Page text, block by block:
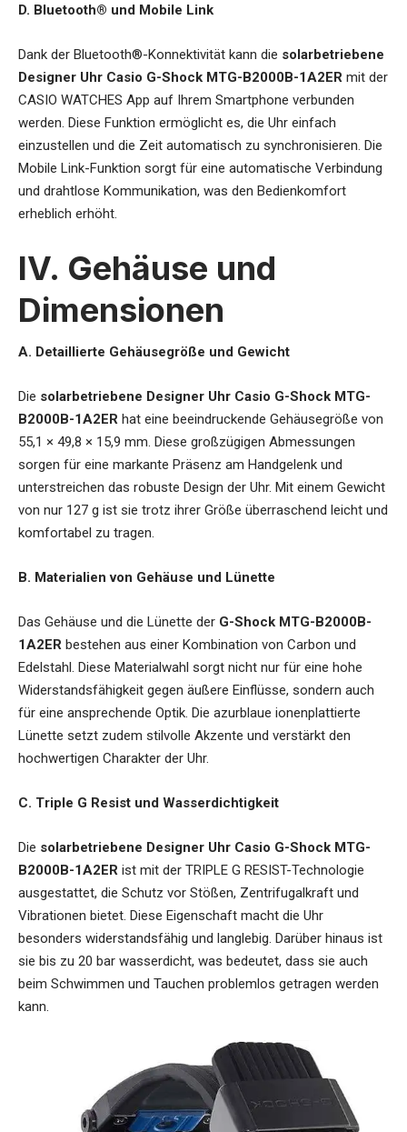
D. Bluetooth® und Mobile Link
Dank der Bluetooth®-Konnektivität kann die solarbetriebene
Designer Uhr Casio G-Shock MTG-B2000B-1A2ER mit der
CASIO WATCHES App auf Ihrem Smartphone verbunden
werden. Diese Funktion ermöglicht es, die Uhr einfach
einzustellen und die Zeit automatisch zu synchronisieren. Die
Mobile Link-Funktion sorgt für eine automatische Verbindung
und drahtlose Kommunikation, was den Bedienkomfort
erheblich erhöht.
IV. Gehäuse und
Dimensionen
A. Detaillierte Gehäusegröße und Gewicht
Die solarbetriebene Designer Uhr Casio G-Shock MTG-
B2000B-1A2ER hat eine beeindruckende Gehäusegröße von
55,1 × 49,8 × 15,9 mm. Diese großzügigen Abmessungen
sorgen für eine markante Präsenz am Handgelenk und
unterstreichen das robuste Design der Uhr. Mit einem Gewicht
von nur 127 g ist sie trotz ihrer Größe überraschend leicht und
komfortabel zu tragen.
B. Materialien von Gehäuse und Lünette
Das Gehäuse und die Lünette der G-Shock MTG-B2000B-
1A2ER bestehen aus einer Kombination von Carbon und
Edelstahl. Diese Materialwahl sorgt nicht nur für eine hohe
Widerstandsfähigkeit gegen äußere Einflüsse, sondern auch
für eine ansprechende Optik. Die azurblaue ionenplattierte
Lünette setzt zudem stilvolle Akzente und verstärkt den
hochwertigen Charakter der Uhr.
C. Triple G Resist und Wasserdichtigkeit
Die solarbetriebene Designer Uhr Casio G-Shock MTG-
B2000B-1A2ER ist mit der TRIPLE G RESIST-Technologie
ausgestattet, die Schutz vor Stößen, Zentrifugalkraft und
Vibrationen bietet. Diese Eigenschaft macht die Uhr
besonders widerstandsfähig und langlebig. Darüber hinaus ist
sie bis zu 20 bar wasserdicht, was bedeutet, dass sie auch
beim Schwimmen und Tauchen problemlos getragen werden
kann.